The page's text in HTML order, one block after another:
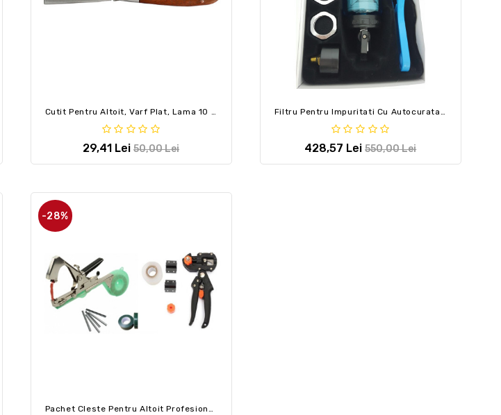
Cutit Pentru Altoit, Varf Plat, Lama 10 Cm
29,41 Lei 50,00 Lei
Filtru Pentru Impuritati Cu Autocuratare,cu Manometru Mic
428,57 Lei 550,00 Lei
-28%
Pachet Cleste Pentru Altoit Profesional + Banda Altoit + Aparat Pentru Legat Vita De Vie + 10000 Capse